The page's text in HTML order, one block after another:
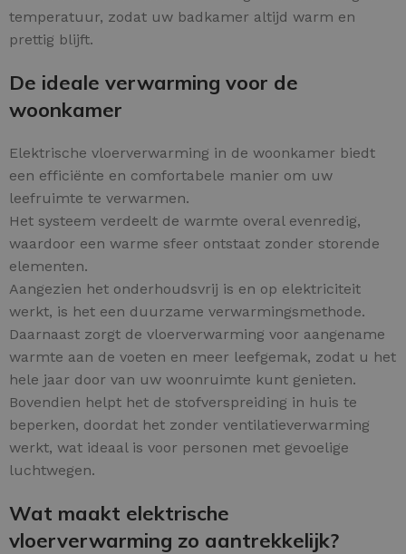
temperatuur, zodat uw badkamer altijd warm en
prettig blijft.
De ideale verwarming voor de
woonkamer
Elektrische vloerverwarming in de woonkamer biedt
een efficiënte en comfortabele manier om uw
leefruimte te verwarmen.
Het systeem verdeelt de warmte overal evenredig,
waardoor een warme sfeer ontstaat zonder storende
elementen.
Aangezien het onderhoudsvrij is en op elektriciteit
werkt, is het een duurzame verwarmingsmethode.
Daarnaast zorgt de vloerverwarming voor aangename
warmte aan de voeten en meer leefgemak, zodat u het
hele jaar door van uw woonruimte kunt genieten.
Bovendien helpt het de stofverspreiding in huis te
beperken, doordat het zonder ventilatieverwarming
werkt, wat ideaal is voor personen met gevoelige
luchtwegen.
Wat maakt elektrische
vloerverwarming zo aantrekkelijk?